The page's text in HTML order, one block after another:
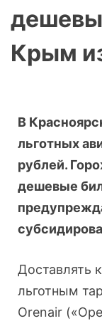
Крым
В
льготных
рублей.
дешевые
Доставлять
льготным
Orenair